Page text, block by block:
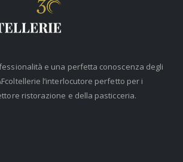
e una perfetta conoscenza degli
l’interlocutore perfetto per i
ristorazione e della pasticceria.